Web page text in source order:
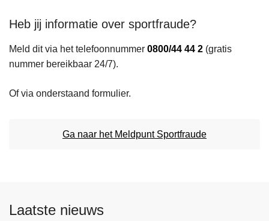
Heb jij informatie over sportfraude?
Meld dit via het telefoonnummer 0800/44 44 2 (gratis
nummer bereikbaar 24/7).
Of via onderstaand formulier.
Ga naar het Meldpunt Sportfraude
Laatste nieuws